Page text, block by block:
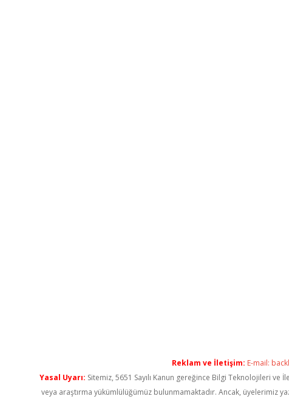
Reklam ve İletişim: E-mail:
Yasal Uyarı: Sitemiz, 5651 Sayılı Kanun gereğince Bilgi Teknolojileri
veya araştırma yükümlülüğümüz bulunmamaktadır. Ancak, üyelerimiz